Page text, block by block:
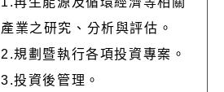
產業之研究、分析與評估。
2.規劃暨執行各項投資專案。
3.投資後管理。